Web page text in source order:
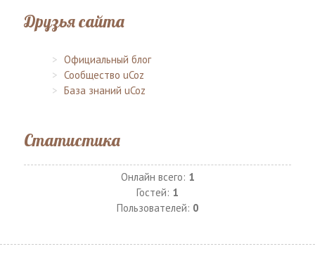
Друзья сайта
Официальный блог
Сообщество uCoz
База знаний uCoz
Статистика
Онлайн всего: 1
Гостей: 1
Пользователей: 0